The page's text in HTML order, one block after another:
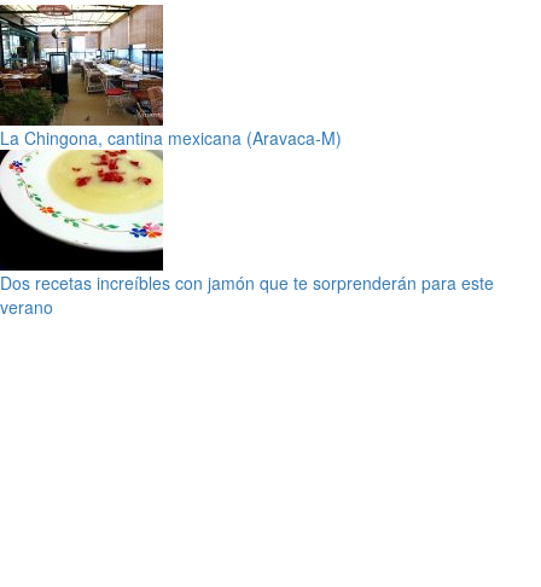
La Chingona, cantina mexicana (Aravaca-M)
Dos recetas increíbles con jamón que te sorprenderán para este
verano